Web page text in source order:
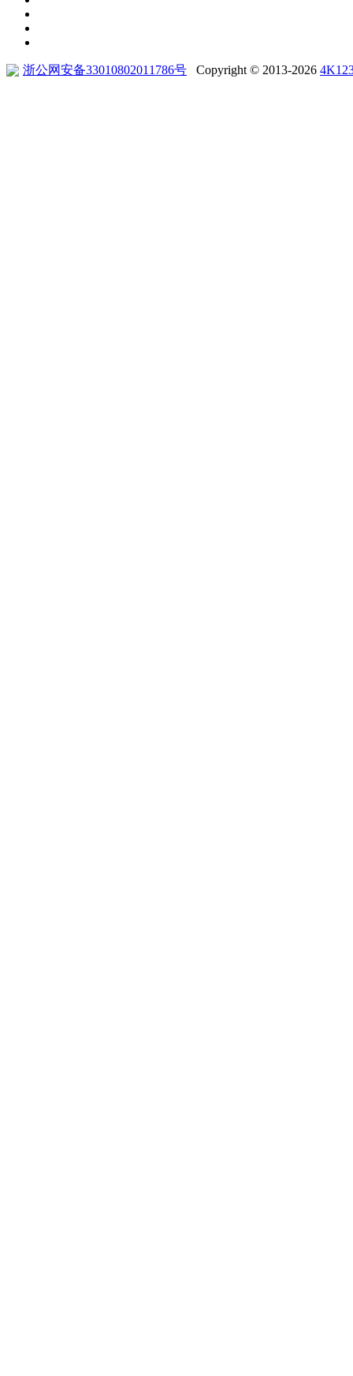
浙公网安备33010802011786号 Copyright © 2013-2026